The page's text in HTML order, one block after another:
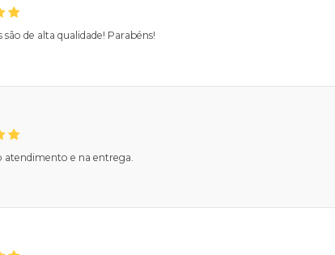
são de alta qualidade! Parabéns!
atendimento e na entrega.